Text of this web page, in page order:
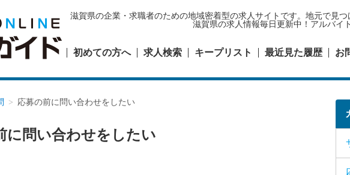
滋賀県の企業・求職者のための地域密着型の求人サイトです。地元
滋賀県の求人情報毎日更新中！アルバイ
初めての方へ 求人検索 キープリスト 最近見た履歴 お
応募の前に問い合わせをしたい
に問い合わせをしたい